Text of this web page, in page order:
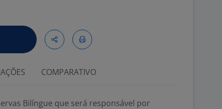
COMPARATIVO
Bilíngue que será responsável por